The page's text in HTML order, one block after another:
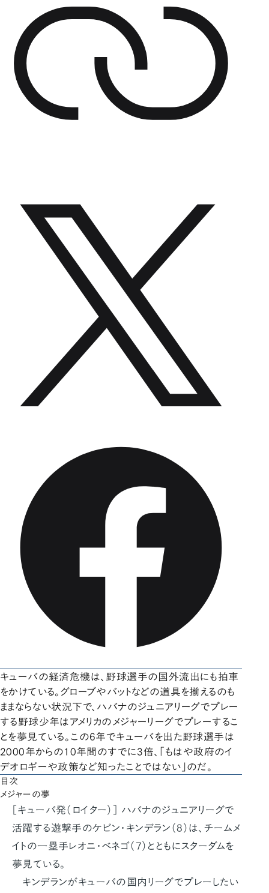
キューバの経済危機は、野球選手の国外流出にも拍車
をかけている。グローブやバットなどの道具を揃えるのも
ままならない状況下で、ハバナのジュニアリーグでプレー
する野球少年はアメリカのメジャーリーグでプレーするこ
とを夢見ている。この6年でキューバを出た野球選手は
2000年からの10年間のすでに3倍、「もはや政府のイ
デオロギーや政策など知ったことではない」のだ。
目次
メジャーの夢
［キューバ発（ロイター）］ ハバナのジュニアリーグで
活躍する遊撃手のケビン・キンデラン（8）は、チームメ
イトの一塁手レオニ・ベネゴ（7）とともにスターダムを
夢見ている。
キンデランがキューバの国内リーグでプレーしたい